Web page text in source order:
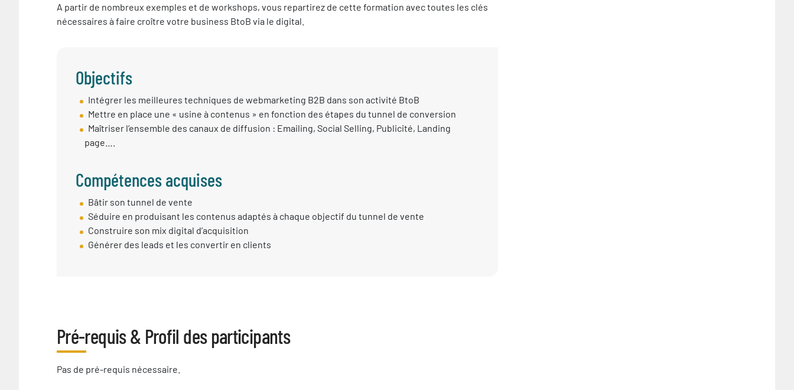
A partir de nombreux exemples et de workshops, vous repartirez de cette formation avec toutes les clés
nécessaires à faire croître votre business BtoB via le digital.
Objectifs
Objectif
session
Intégrer les meilleures techniques de webmarketing B2B dans son activité BtoB
Mettre en place une « usine à contenus » en fonction des étapes du tunnel de conversion
Maîtriser l’ensemble des canaux de diffusion : Emailing, Social Selling, Publicité, Landing
page….
Compétences acquises
Compétences
Acquises
Bâtir son tunnel de vente
Séduire en produisant les contenus adaptés à chaque objectif du tunnel de vente
Construire son mix digital d’acquisition
Générer des leads et les convertir en clients
Pré-requis & Profil des participants
Pré-
Pas de pré-requis nécessaire.